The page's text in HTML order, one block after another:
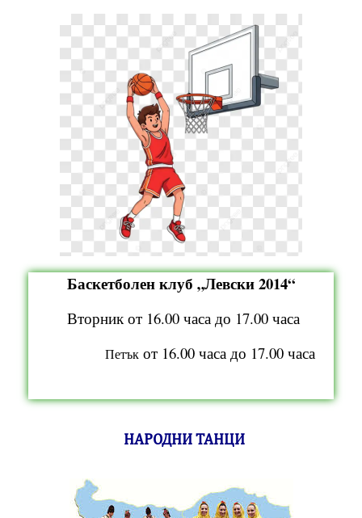
Баскетболен клуб „Левски 2014“
Вторник от 16.00 часа до 17.00 часа
Петък от 16.00 часа до 17.00 часа
НАРОДНИ ТАНЦИ